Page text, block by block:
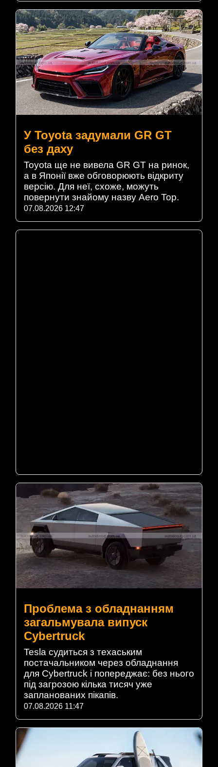
У Toyota задумали GR GT
без даху
Toyota ще не вивела GR GT на ринок,
а в Японії вже обговорюють відкриту
версію. Для неї, схоже, можуть
повернути знайому назву Aero Top.
07.08.2026 12:47
Проблема з обладнанням
загальмувала випуск
Cybertruck
Tesla судиться з техаським
постачальником через обладнання
для Cybertruck і попереджає: без нього
під загрозою кілька тисяч уже
запланованих пікапів.
07.08.2026 11:47